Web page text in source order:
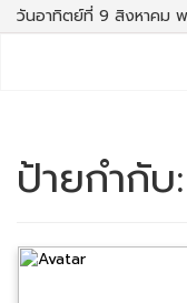
วันอาทิตย์ที่ 9 สิงหาคม
ป้ายกำกับ: